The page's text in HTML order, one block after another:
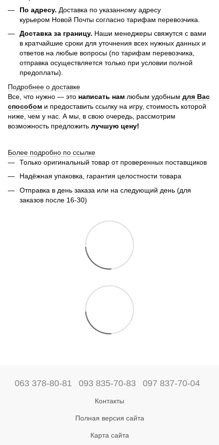
По адресу. Доставка по указанному адресу
курьером Новой Почты согласно тарифам перевозчика.
Доставка за границу. Наши менеджеры свяжутся с вами
в кратчайшие сроки для уточнения всех нужных данных и
ответов на любые вопросы (по тарифам перевозчика,
отправка осуществляется только при условии полной
предоплаты).
Подробнее о доставке
Все, что нужно — это написать нам любым удобным для Вас
способом и предоставить ссылку на игру, стоимость которой
ниже, чем у нас. А мы, в свою очередь, рассмотрим
возможность предложить лучшую цену!
Более подробно по ссылке
Только оригинальный товар от проверенных поставщиков
Надёжная упаковка, гарантия целостности товара
Отправка в день заказа или на следующий день (для
заказов после 16-30)
063 378-80-81 093 835-70-83 097 837-70-04
Контакты
Полная версия сайта
Карта сайта